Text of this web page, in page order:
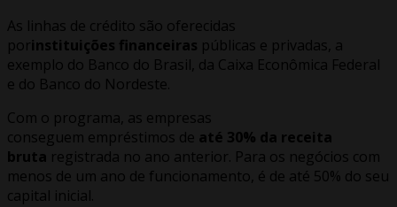
As linhas de crédito são oferecidas
porinstituições financeiras públicas e privadas, a
exemplo do Banco do Brasil, da Caixa Econômica Federal
e do Banco do Nordeste.
Com o programa, as empresas
conseguem empréstimos de até 30% da receita
bruta registrada no ano anterior. Para os negócios com
menos de um ano de funcionamento, é de até 50% do seu
capital inicial.